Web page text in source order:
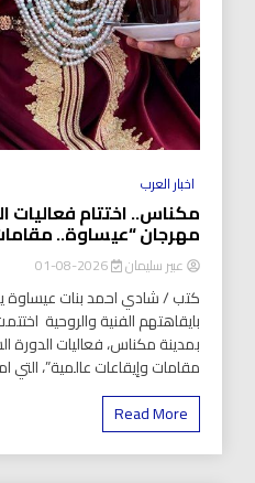
اخبار العرب
مكناس.. اختتام فعاليات
مهرجان “عيساوة..
عبير سليمان 2026-08-01
كتب / شادي احمد بنات عيساوة
بايقاهتهم الفنية والروحية
بمدينة مكناس، فعاليات
مقامات وإيقاعات عالمية”،
Read More